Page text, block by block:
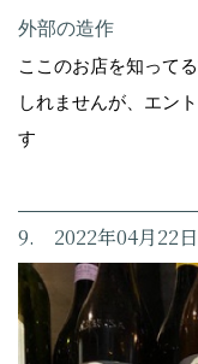
外部の造作
ここのお店を知って
しれませんが、エン
す
9. 2022年04月22日